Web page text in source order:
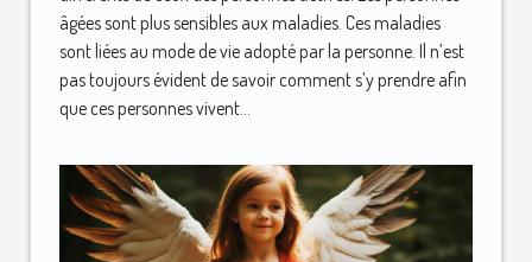
âgées sont plus sensibles aux maladies. Ces maladies
sont liées au mode de vie adopté par la personne. Il n’est
pas toujours évident de savoir comment s’y prendre afin
que ces personnes vivent...